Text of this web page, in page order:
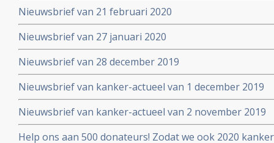
Nieuwsbrief van 21 februari 2020
Nieuwsbrief van 27 januari 2020
Nieuwsbrief van 28 december 2019
Nieuwsbrief van kanker-actueel van 1 december 2019
Nieuwsbrief van kanker-actueel van 2 november 2019
Help ons aan 500 donateurs! Zodat we ook 2020